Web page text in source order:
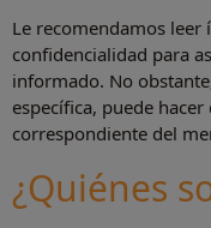
Le recomendamos leer
confidencialidad para
informado. No
específica, puede
correspondiente del
¿Quiénes